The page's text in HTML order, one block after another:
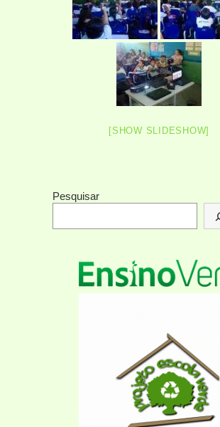
[SHOW SLIDESHOW]
Pesquisar